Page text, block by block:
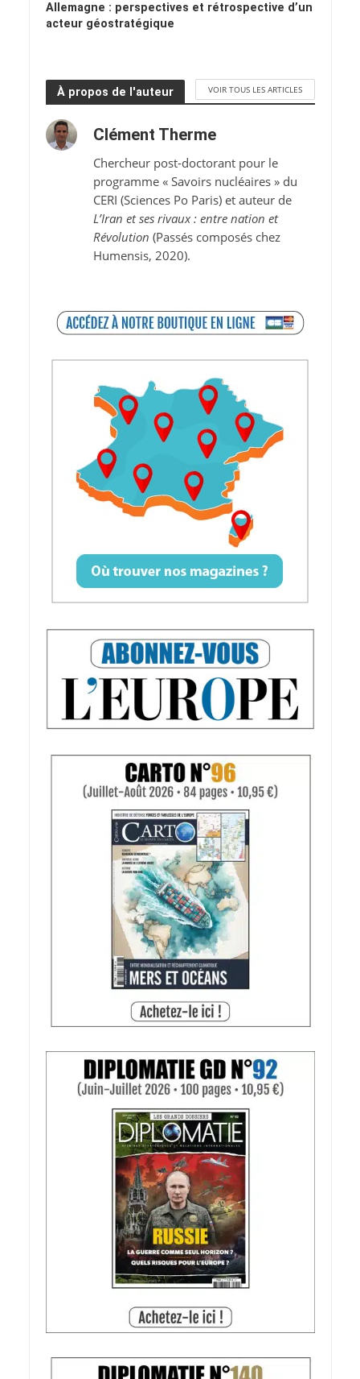
Allemagne : perspectives et rétrospective d’un
acteur géostratégique
À propos de l'auteur VOIR TOUS LES ARTICLES
Clément Therme
Chercheur post-doctorant pour le
programme « Savoirs nucléaires » du
CERI (Sciences Po Paris) et auteur de
L’Iran et ses rivaux : entre nation et
Révolution (Passés composés chez
Humensis, 2020).